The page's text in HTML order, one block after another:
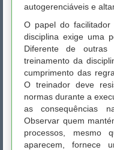
autogerenciáveis e
O papel do facilitador
disciplina exige uma
Diferente de outras
treinamento da
cumprimento das
O treinador deve
normas durante a
as consequências
Observar quem
processos,
aparecem, fornece